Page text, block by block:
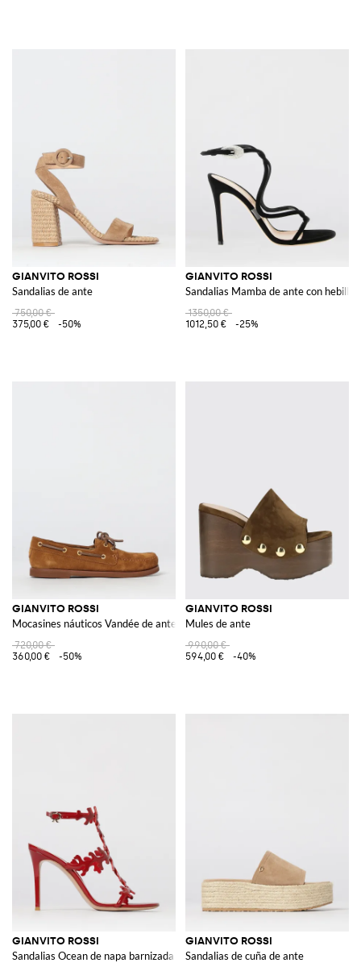
GIANVITO ROSSI
Sandalias de ante
750,00 €
375,00 €
-50%
GIANVITO ROSSI
Sandalias Mamba de ante con hebilla
1350,00 €
1012,50 €
-25%
GIANVITO ROSSI
Mocasines náuticos Vandée de ante
720,00 €
360,00 €
-50%
GIANVITO ROSSI
Mules de ante
990,00 €
594,00 €
-40%
GIANVITO ROSSI
Sandalias Ocean de napa barnizada
GIANVITO ROSSI
Sandalias de cuña de ante